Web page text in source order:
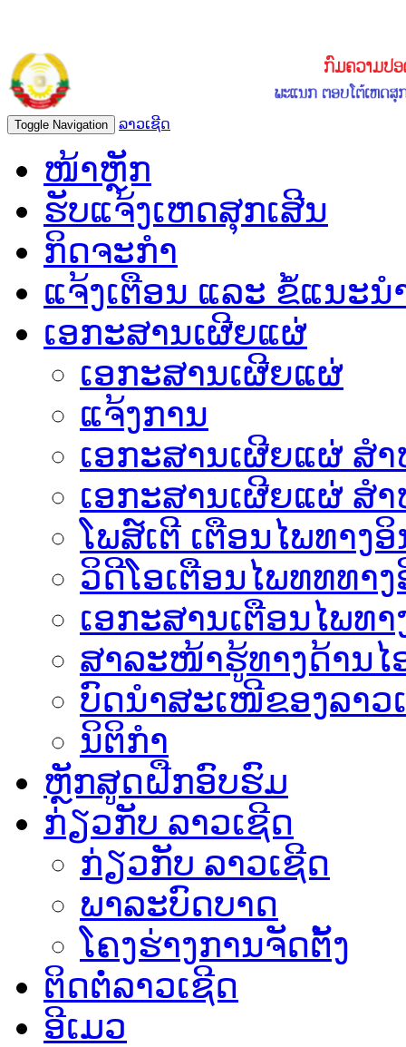
Toggle Navigation ລາວເຊີດ
ໜ້າຫຼັກ
ຮັບແຈ້ງເຫດສຸກເສີນ
ກິດຈະກຳ
ແຈ້ງເຕືອນ ແລະ ຂໍ້ແນະນ
ເອກະສານເຜີຍແຜ່
ເອກະສານເຜີຍແຜ່
ແຈ້ງການ
ເອກະສານເຜີຍແຜ່ ສ
ເອກະສານເຜີຍແຜ່ ສ
ໂພສ໌ເຕີ ເຕືອນໄພທາງອິ
ວິດີໂອເຕືອນໄພທທທາງ
ເອ​ກະ​ສານເຕືອນໄພທາ
ສາລະໜ້າຮູ້ທາງດ້ານໄ
ບົດນຳສະເໜີຂອງລາວ
ນິຕິກຳ
ຫຼັກສູດຝືກອົບຮົມ
ກ່ຽວກັບ ລາວເຊີດ
ກ່ຽວກັບ ລາວເຊີດ
ພາລະບົດບາດ
ໂຄງຮ່າງການຈັດຕັ້ງ
ຕິດຕໍ່ລາວເຊີດ
ອີເມວ